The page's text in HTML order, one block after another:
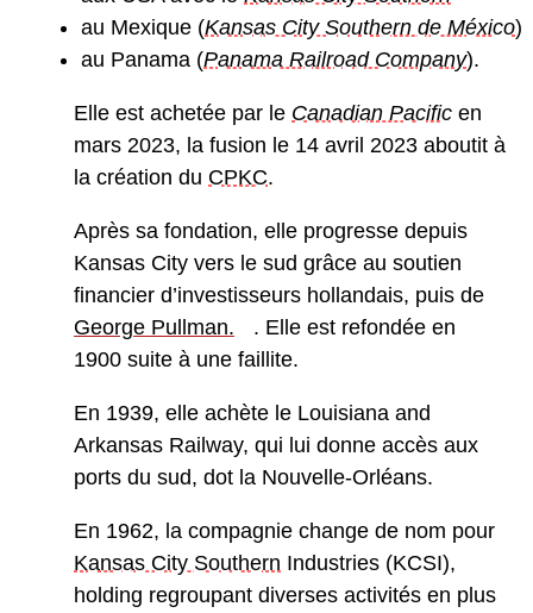
au Mexique (Kansas City Southern de México)
au Panama (Panama Railroad Company).
Elle est achetée par le Canadian Pacific en
mars 2023, la fusion le 14 avril 2023 aboutit à
la création du CPKC.
Après sa fondation, elle progresse depuis
Kansas City vers le sud grâce au soutien
financier d’investisseurs hollandais, puis de
George Pullman.
. Elle est refondée en
1900 suite à une faillite.
En 1939, elle achète le Louisiana and
Arkansas Railway, qui lui donne accès aux
ports du sud, dot la Nouvelle-Orléans.
En 1962, la compagnie change de nom pour
Kansas City Southern Industries (KCSI),
holding regroupant diverses activités en plus